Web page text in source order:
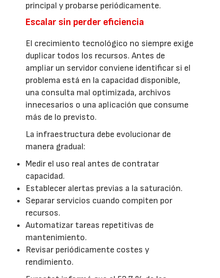
principal y probarse periódicamente.
Escalar sin perder eficiencia
El crecimiento tecnológico no siempre exige
duplicar todos los recursos. Antes de
ampliar un servidor conviene identificar si el
problema está en la capacidad disponible,
una consulta mal optimizada, archivos
innecesarios o una aplicación que consume
más de lo previsto.
La infraestructura debe evolucionar de
manera gradual:
Medir el uso real antes de contratar
capacidad.
Establecer alertas previas a la saturación.
Separar servicios cuando compiten por
recursos.
Automatizar tareas repetitivas de
mantenimiento.
Revisar periódicamente costes y
rendimiento.